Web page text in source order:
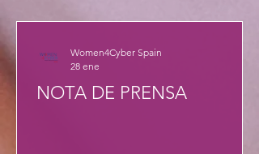
NOTA DE PRENSA
Women4Cyber Spain
28 ene